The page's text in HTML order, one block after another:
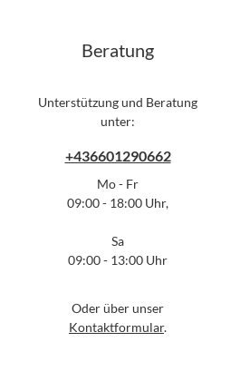
Beratung
Unterstützung und Beratung
unter:
+436601290662
Mo - Fr
09:00 - 18:00 Uhr,
Sa
09:00 - 13:00 Uhr
Oder über unser
Kontaktformular.